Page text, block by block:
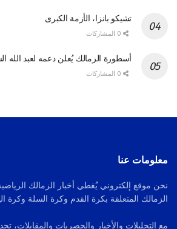
تشيكو بانزا، الأزمة الكبرى
أسطورة الزمالك يُعلن دعمه لعبد الله
معلومات عنا
نحن موقع إلكتروني يُغطي أخبار الزمالك
الزمالك المتعلقة بكرة القدم وكرة السلة وكرة
مع التحليلات والأخبار والحصريات والمقابلات،